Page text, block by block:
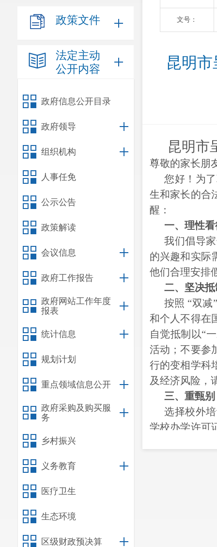
政策文件
法定主动
公开内容
政府信息公开目录
政府领导
组织机构
人事任免
公示公告
政策解读
会议信息
政府工作报告
政府网站工作年度
报表
统计信息
规划计划
重点领域信息公开
政府采购及购买服
务
乡村振兴
义务教育
医疗卫生
生态环境
区级财政预决算
文号：
昆明
昆明市
尊敬的家长朋
您好！为
生和家长的合
醒：
一、理性
我们倡导
的兴趣和实际
他们合理安排
二、坚决
按照 “双减
和个人不得在
自觉抵制以“
活动；不要参
行的变相学科
及经济风险，
三、重甄
选择校外
学校办学许可